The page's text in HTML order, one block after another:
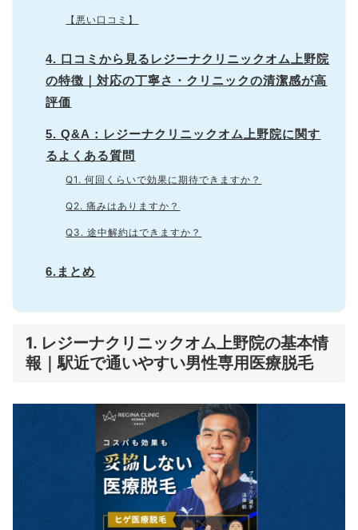
【悪い口コミ】
4. 口コミから見るレジーナクリニックオム上野院
の特徴｜対応の丁寧さ・クリニックの清潔感が高
評価
5. Q&A：レジーナクリニックオム上野院に関す
るよくある質問
Q1. 何回くらいで効果に期待できますか？
Q2. 痛みはありますか？
Q3. 途中解約はできますか？
6.まとめ
1. レジーナクリニックオム上野院の基本情
報｜駅近で通いやすい男性専用医療脱毛